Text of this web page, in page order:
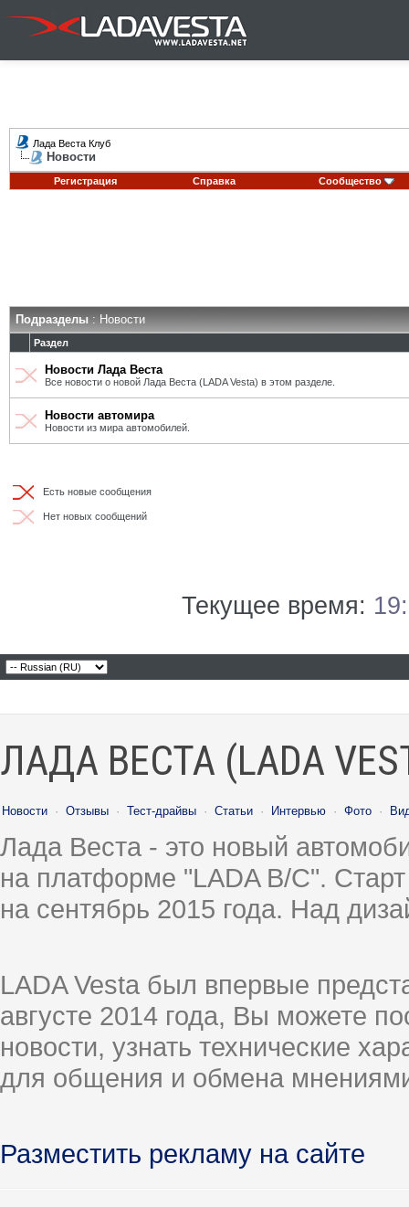
Лада Веста Клуб
Новости
Регистрация Справка Сообщество
Подразделы: Новости
Раздел
Новости Лада Веста
Все новости о новой Лада Веста (LADA Vesta) в этом разделе.
Новости автомира
Новости из мира автомобилей.
Есть новые сообщения
Нет новых сообщений
Текущее время:
ЛАДА ВЕСТА (LADA
Новости · Отзывы · Тест-драйвы · Статьи · Интервью · Фото ·
Лада Веста - это новый
на платформе "LADA B/C".
на сентябрь 2015 года. Над
LADA Vesta был впервые
августе 2014 года, Вы можете
новости, узнать технические
для общения и обмена
Разместить рекламу на сайте